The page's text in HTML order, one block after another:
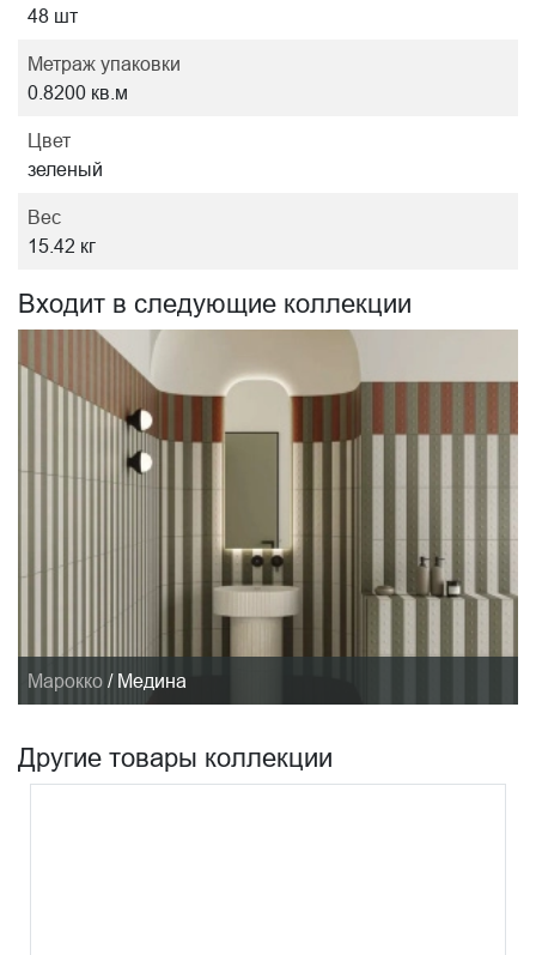
48 шт
Метраж упаковки
0.8200 кв.м
Цвет
зеленый
Вес
15.42 кг
Входит в следующие коллекции
Марокко / Медина
Другие товары коллекции